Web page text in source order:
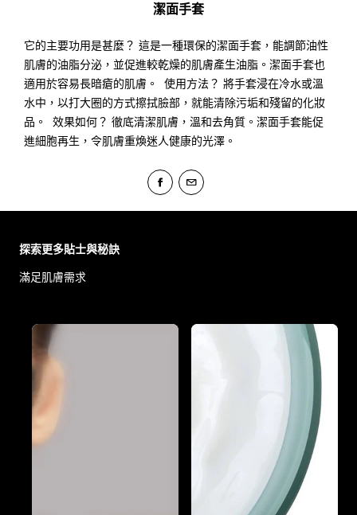
潔面手套
它的主要功用是甚麼？ 這是一種環保的潔面手套，能調節油性
肌膚的油脂分泌，並促進較乾燥的肌膚產生油脂。潔面手套也
適用於容易長暗瘡的肌膚。 使用方法？ 將手套浸在冷水或溫
水中，以打大圈的方式擦拭臉部，就能清除污垢和殘留的化妝
品。 效果如何？ 徹底清潔肌膚，溫和去角質。潔面手套能促
進細胞再生，令肌膚重煥迷人健康的光澤。
探索更多貼士與秘訣
滿足肌膚需求